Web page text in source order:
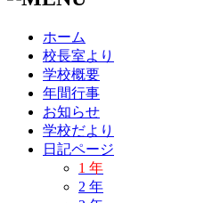
ホーム
校長室より
学校概要
年間行事
お知らせ
学校だより
日記ページ
1 年
2 年